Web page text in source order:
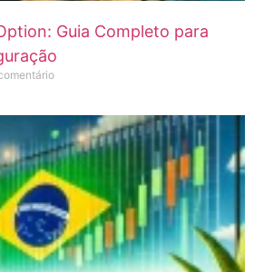
Guia Completo para